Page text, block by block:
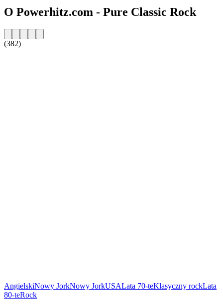
O Powerhitz.com - Pure Classic Rock
(382)
AngielskiNowy JorkNowy JorkUSALata 70-teKlasyczny rockLata
80-teRock